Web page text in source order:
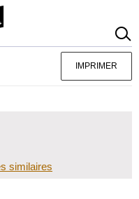
IMPRIMER
similaires